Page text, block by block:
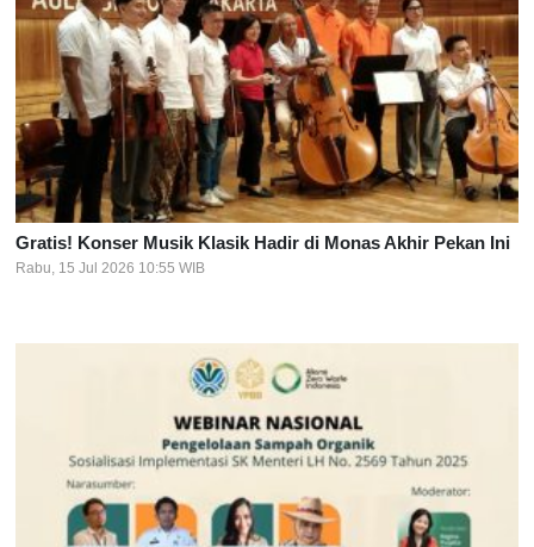
Gratis! Konser Musik Klasik Hadir di Monas Akhir Pekan Ini
Rabu, 15 Jul 2026 10:55 WIB